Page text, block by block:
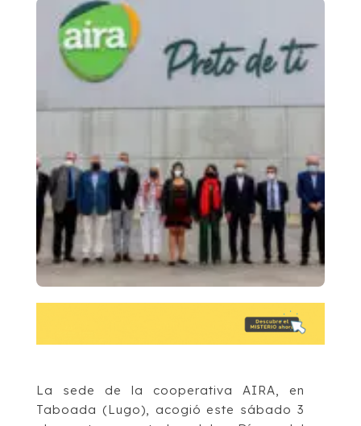
La sede de la cooperativa AIRA, en
Taboada (Lugo), acogió este sábado 3